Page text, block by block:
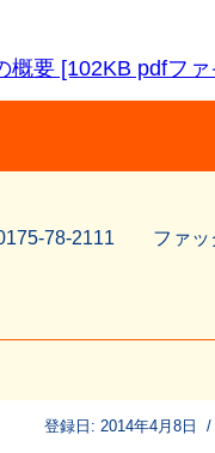
概要 [102KB pdfファ
0175-78-2111 ファッ
登録日: 2014年4月8日 /